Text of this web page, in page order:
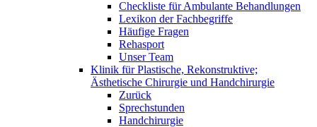
Checkliste für Ambulante Behandlungen
Lexikon der Fachbegriffe
Häufige Fragen
Rehasport
Unser Team
Klinik für Plastische, Rekonstruktive;
Ästhetische Chirurgie und Handchirurgie
Zurück
Sprechstunden
Handchirurgie